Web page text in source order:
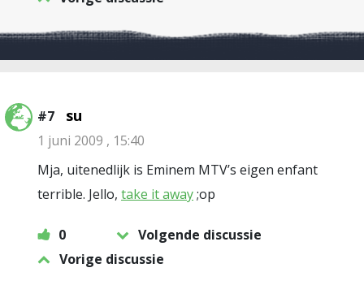
#7 su
1 juni 2009 , 15:40
Mja, uitenedlijk is Eminem MTV’s eigen enfant
terrible. Jello, take it away;op
0
Volgende discussie
Vorige discussie